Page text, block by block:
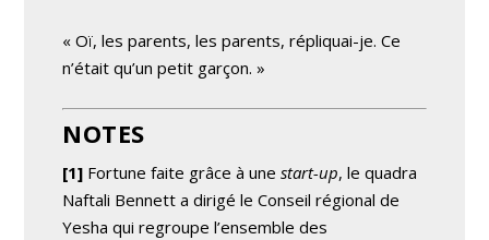
« Oï, les parents, les parents, répliquai-je. Ce
n’était qu’un petit garçon. »
NOTES
[1] Fortune faite grâce à unestart-up, le quadra
Naftali Bennett a dirigé le Conseil régional de
Yesha qui regroupe l’ensemble des